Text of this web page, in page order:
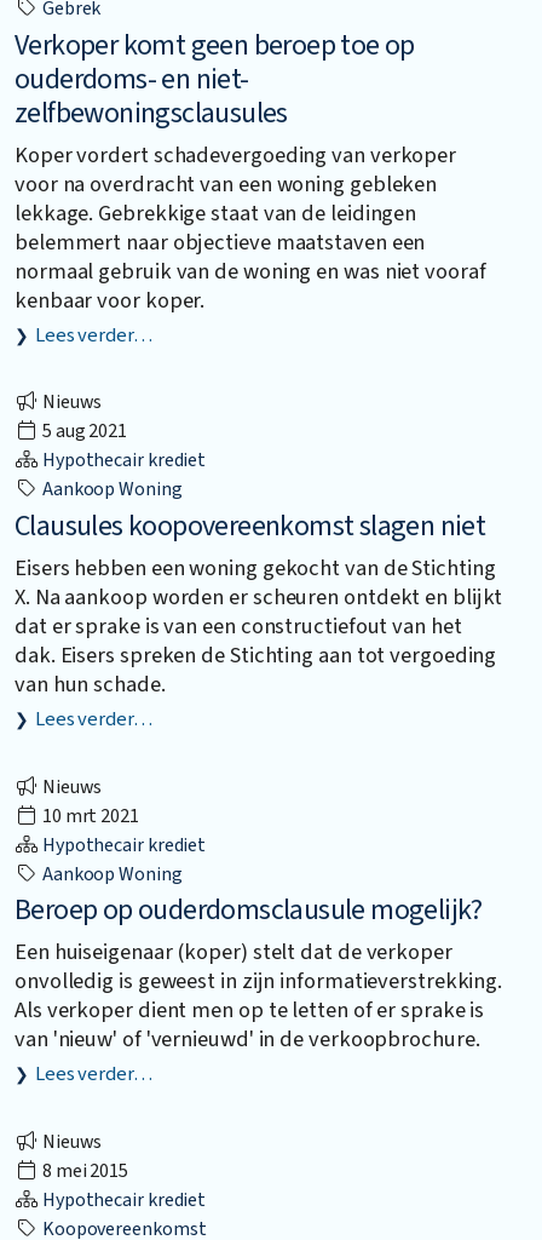
Gebrek
Verkoper komt geen beroep toe op
ouderdoms- en niet-
zelfbewoningsclausules
Koper vordert schadevergoeding van verkoper
voor na overdracht van een woning gebleken
lekkage. Gebrekkige staat van de leidingen
belemmert naar objectieve maatstaven een
normaal gebruik van de woning en was niet vooraf
kenbaar voor koper.
Lees verder…
Nieuws
5 aug 2021
Hypothecair krediet
Aankoop Woning
Clausules koopovereenkomst slagen niet
Eisers hebben een woning gekocht van de Stichting
X. Na aankoop worden er scheuren ontdekt en blijkt
dat er sprake is van een constructiefout van het
dak. Eisers spreken de Stichting aan tot vergoeding
van hun schade.
Lees verder…
Nieuws
10 mrt 2021
Hypothecair krediet
Aankoop Woning
Beroep op ouderdomsclausule mogelijk?
Een huiseigenaar (koper) stelt dat de verkoper
onvolledig is geweest in zijn informatieverstrekking.
Als verkoper dient men op te letten of er sprake is
van 'nieuw' of 'vernieuwd' in de verkoopbrochure.
Lees verder…
Nieuws
8 mei 2015
Hypothecair krediet
Koopovereenkomst